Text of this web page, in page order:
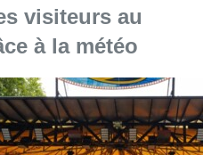
visiteurs au
à la météo